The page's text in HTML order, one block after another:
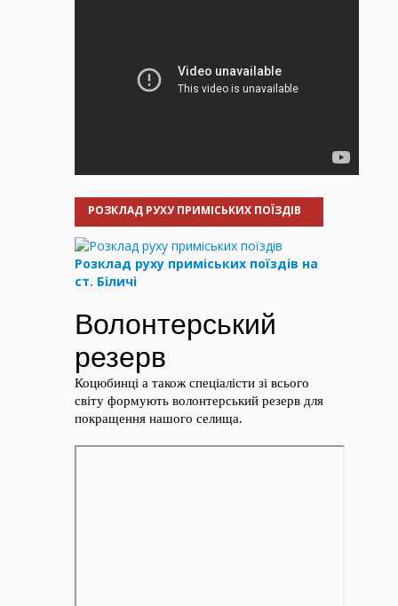
РОЗКЛАД РУХУ ПРИМІСЬКИХ ПОЇЗДІВ
Розклад руху приміських поїздів на
ст. Біличі